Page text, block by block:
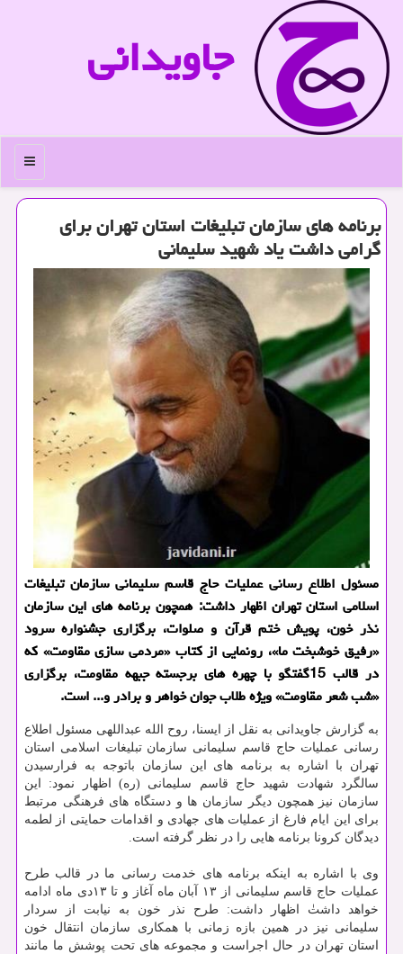
جاویدانی
منو
برنامه های سازمان تبلیغات استان تهران برای
گرامی داشت یاد شهید سلیمانی
مسئول اطلاع رسانی عملیات حاج قاسم سلیمانی سازمان تبلیغات
اسلامی استان تهران اظهار داشت: همچون برنامه های این سازمان
نذر خون، پویش ختم قرآن و صلوات، برگزاری جشنواره سرود
«رفیق خوشبخت ما»، رونمایی از کتاب «مردمی سازی مقاومت» که
در قالب 15گفتگو با چهره های برجسته جبهه مقاومت، برگزاری
«شب شعر مقاومت» ویژه طلاب جوان خواهر و برادر و... است.
به گزارش جاویدانی به نقل از ایسنا، روح الله عبداللهی مسئول اطلاع
رسانی عملیات حاج قاسم سلیمانی سازمان تبلیغات اسلامی استان
تهران با اشاره به برنامه های این سازمان باتوجه به فرارسیدن
سالگرد شهادت شهید حاج قاسم سلیمانی (ره) اظهار نمود: این
سازمان نیز همچون دیگر سازمان ها و دستگاه های فرهنگی مرتبط
برای این ایام فارغ از عملیات های جهادی و اقدامات حمایتی از لطمه
دیدگان کرونا برنامه هایی را در نظر گرفته است.
وی با اشاره به اینکه برنامه های خدمت رسانی ما در قالب طرح
عملیات حاج قاسم سلیمانی از ۱۳ آبان ماه آغاز و تا ۱۳دی ماه ادامه
خواهد داشتٰ اظهار داشت: طرح نذر خون به نیابت از سردار
سلیمانی نیز در همین بازه زمانی با همکاری سازمان انتقال خون
استان تهران در حال اجراست و مجموعه های تحت پوشش ما مانند